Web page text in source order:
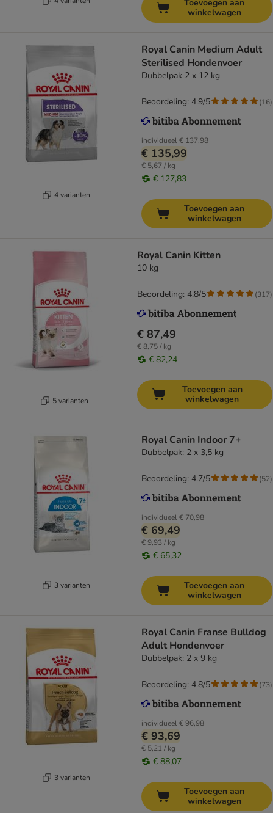
Toevoegen aan
winkelwagen
4 varianten
Royal Canin Medium Adult
Sterilised Hondenvoer
Dubbelpak 2 x 12 kg
individueel€ 137,98
€ 135,99
€ 5,67 / kg
€ 127,83
Beoordeling: 4.9/5 (16)
Toevoegen aan
winkelwagen
5 varianten
Royal Canin Kitten
10 kg
€ 87,49
€ 8,75 / kg
€ 82,24
Beoordeling: 4.8/5 (317)
Toevoegen aan
winkelwagen
3 varianten
Royal Canin Indoor 7+
Dubbelpak: 2 x 3,5 kg
individueel€ 70,98
€ 69,49
€ 9,93 / kg
€ 65,32
Beoordeling: 4.7/5 (52)
Toevoegen aan
winkelwagen
3 varianten
Royal Canin Franse Bulldog
Adult Hondenvoer
Dubbelpak: 2 x 9 kg
individueel€ 96,98
€ 93,69
€ 5,21 / kg
€ 88,07
Beoordeling: 4.8/5 (73)
Toevoegen aan
winkelwagen